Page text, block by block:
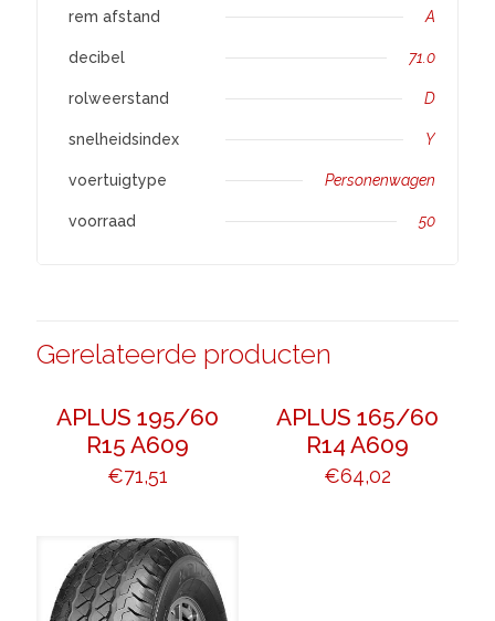
rem afstand A
decibel 71.0
rolweerstand D
snelheidsindex Y
voertuigtype Personenwagen
voorraad 50
Gerelateerde producten
APLUS 195/60
R15 A609
€71,51
APLUS 165/60
R14 A609
€64,02